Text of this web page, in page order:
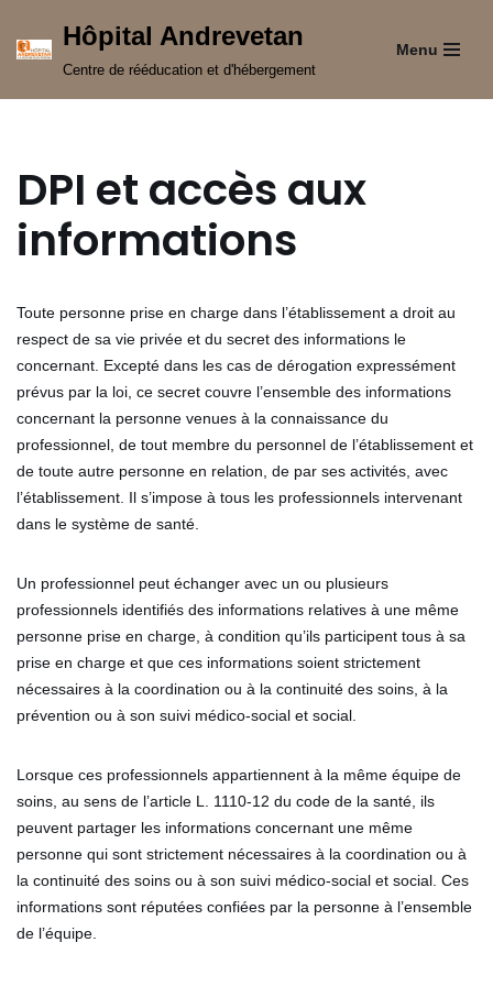
Aller
Hôpital Andrevetan
Centre de rééducation et d'hébergement
Menu
DPI et accès aux
informations
Toute personne prise en charge dans l’établissement a droit au
respect de sa vie privée et du secret des informations le
concernant. Excepté dans les cas de dérogation expressément
prévus par la loi, ce secret couvre l’ensemble des informations
concernant la personne venues à la connaissance du
professionnel, de tout membre du personnel de l’établissement et
de toute autre personne en relation, de par ses activités, avec
l’établissement. Il s’impose à tous les professionnels intervenant
dans le système de santé.
Un professionnel peut échanger avec un ou plusieurs
professionnels identifiés des informations relatives à une même
personne prise en charge, à condition qu’ils participent tous à sa
prise en charge et que ces informations soient strictement
nécessaires à la coordination ou à la continuité des soins, à la
prévention ou à son suivi médico-social et social.
Lorsque ces professionnels appartiennent à la même équipe de
soins, au sens de l’article L. 1110-12 du code de la santé, ils
peuvent partager les informations concernant une même
personne qui sont strictement nécessaires à la coordination ou à
la continuité des soins ou à son suivi médico-social et social. Ces
informations sont réputées confiées par la personne à l’ensemble
de l’équipe.